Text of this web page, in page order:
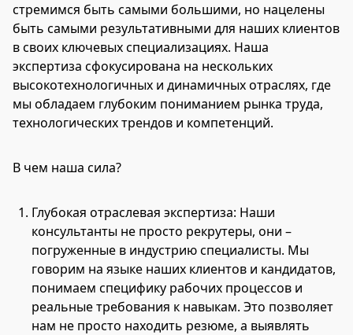
стремимся быть самыми большими, но нацелены
быть самыми результативными для наших клиентов
в своих ключевых специализациях. Наша
экспертиза сфокусирована на нескольких
высокотехнологичных и динамичных отраслях, где
мы обладаем глубоким пониманием рынка труда,
технологических трендов и компетенций.
В чем наша сила?
Глубокая отраслевая экспертиза: Наши
консультанты не просто рекрутеры, они –
погруженные в индустрию специалисты. Мы
говорим на языке наших клиентов и кандидатов,
понимаем специфику рабочих процессов и
реальные требования к навыкам. Это позволяет
нам не просто находить резюме, а выявлять